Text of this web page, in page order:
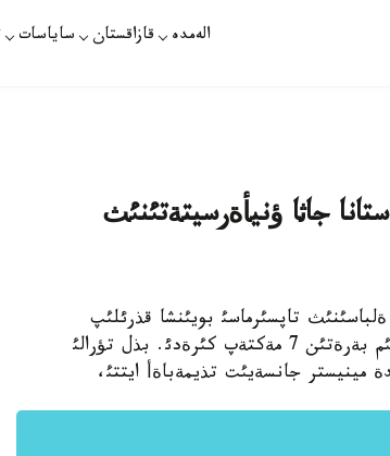
الەمدە قازاقستان ساياسات
جاثا ؤنيأةرسيتةتئنئث
- ةلباسئنئث تاپسئرماسئ بويئنشا قذرئلئپ
جاتقان استانا ؤنيأةرسيتةتئنئث قذرامئنا ءارتذرلئ باعئتتا ءبئلئم بةرةتئن 7 مةكتةپ كئرةدئ. بذل تؤرالئ
مينيستر جانسةيئت تذيمةباةأ ايتتئ،